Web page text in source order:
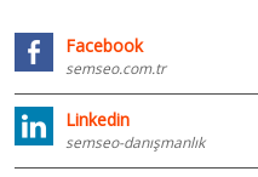
Facebook
semseo.com.tr
Linkedin
semseo-danışmanlık